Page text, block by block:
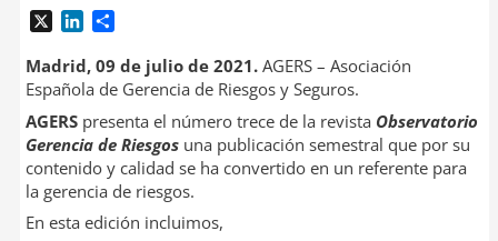
n
k
d
I
n
m
p
r
t
i
r
Madrid, 09 de julio de 2021.AGERS – Asociación
Española de Gerencia de Riesgos y Seguros.
AGERSpresenta el número trece de la revista Observatorio
Gerencia de Riesgosuna publicación semestral que por su
contenido y calidad se ha convertido en un referente para
la gerencia de riesgos.
En esta edición incluimos,